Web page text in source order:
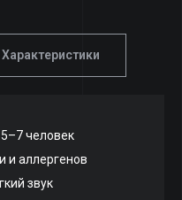
Характеристики
человек
и аллергенов
звук